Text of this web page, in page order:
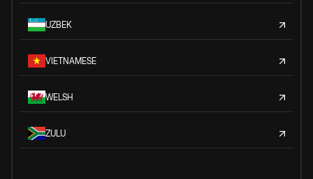
UZBEK
VIETNAMESE
WELSH
ZULU